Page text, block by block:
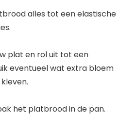
alles tot een elastische
plat en rol uit tot een
eventueel wat extra bloem
het platbrood in de pan.